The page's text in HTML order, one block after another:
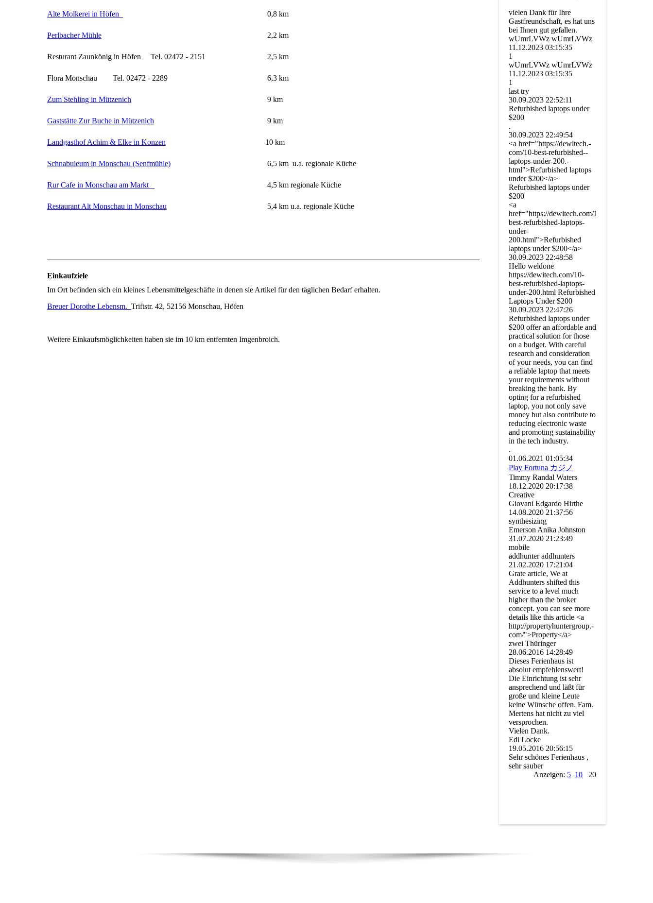
Alte Molkerei in Höfen 0,8 km
Perlbacher Mühle 2,2 km
Resturant Zaunkönig in Höfen Tel. 02472 - 2151 2,5 km
Flora Monschau Tel. 02472 - 2289 6,3 km
Zum Stehling in Mützenich 9 km
Gaststätte Zur Buche in Mützenich 9 km
Landgasthof Achim & Elke in Konzen 10 km
Schnabuleum in Monschau (Senfmühle) 6,5 km u.a. regionale Küche
Rur Cafe in Monschau am Markt 4,5 km regionale Küche
Restaurant Alt Monschau in Monschau 5,4 km u.a. regionale Küche
Einkaufziele
Im Ort befinden sich ein kleines Lebensmittelgeschäfte in denen sie Artikel für den täglichen Bedarf erhalten.
Breuer Dorothe Lebensm. Triftstr. 42, 52156 Monschau, Höfen
Weitere Einkaufsmöglichkeiten haben sie im 10 km entfernten Imgenbroich.
vielen Dank für Ihre
Gastfreundschaft, es hat uns
bei Ihnen gut gefallen.
wUmrLVWz wUmrLVWz
11.12.2023 03:15:35
1
wUmrLVWz wUmrLVWz
11.12.2023 03:15:35
1
last try
30.09.2023 22:52:11
Refurbished laptops under
$200
.
30.09.2023 22:49:54
<a href=­"https:­//­dewitech.­
com/­10-­best-­refurbished-­
laptops-­under-­200.­
html">Refurbished laptops
under $200</a>
Refurbished laptops under
$200
<a
href="https://dewitech.com/10-
best-refurbished-laptops-
under-
200.html">Refurbished
laptops under $200</a>
30.09.2023 22:48:58
Hello weldone
https://dewitech.com/10-
best-refurbished-laptops-
under-200.html Refurbished
Laptops Under $200
30.09.2023 22:47:26
Refurbished laptops under
$200 offer an affordable and
practical solution for those
on a budget. With careful
research and consideration
of your needs, you can find
a reliable laptop that meets
your requirements without
breaking the bank. By
opting for a refurbished
laptop, you not only save
money but also contribute to
reducing electronic waste
and promoting sustainability
in the tech industry.
.
01.06.2021 01:05:34
Play Fortuna カジノ
Timmy Randal Waters
18.12.2020 20:17:38
Creative
Giovani Edgardo Hirthe
14.08.2020 21:37:56
synthesizing
Emerson Anika Johnston
31.07.2020 21:23:49
mobile
addhunter addhunters
21.02.2020 17:21:04
Grate article, We at
Addhunters shifted this
service to a level much
higher than the broker
concept. you can see more
details like this article <a
http:­//­propertyhuntergroup.­
com/­">Property</­a>
zwei Thüringer
28.06.2016 14:28:49
Dieses Ferienhaus ist
absolut empfehlenswert!
Die Einrichtung ist sehr
ansprechend und läßt für
große und kleine Leute
keine Wünsche offen. Fam.
Mertens hat nicht zu viel
versprochen.
Vielen Dank.
Edi Locke
19.05.2016 20:56:15
Sehr schönes Ferienhaus ,
sehr sauber
Anzeigen: 5 10 20